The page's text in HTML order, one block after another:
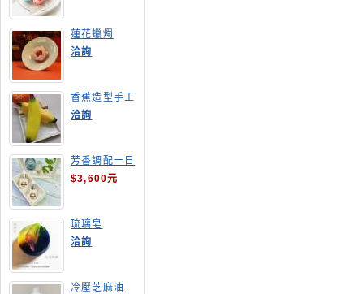
蓮花蠟燭
洽詢
香蕉造型手工
皂
洽詢
芳香調配一日
班
$3,600元
琉璃皂
洽詢
冷壓芝麻油